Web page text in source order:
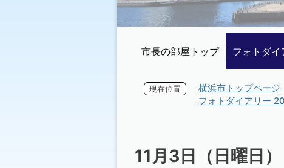
市長の部屋トップ フォトダイ
現在位置 横浜市トップページ
フォトダイアリー
11月3日（日曜日